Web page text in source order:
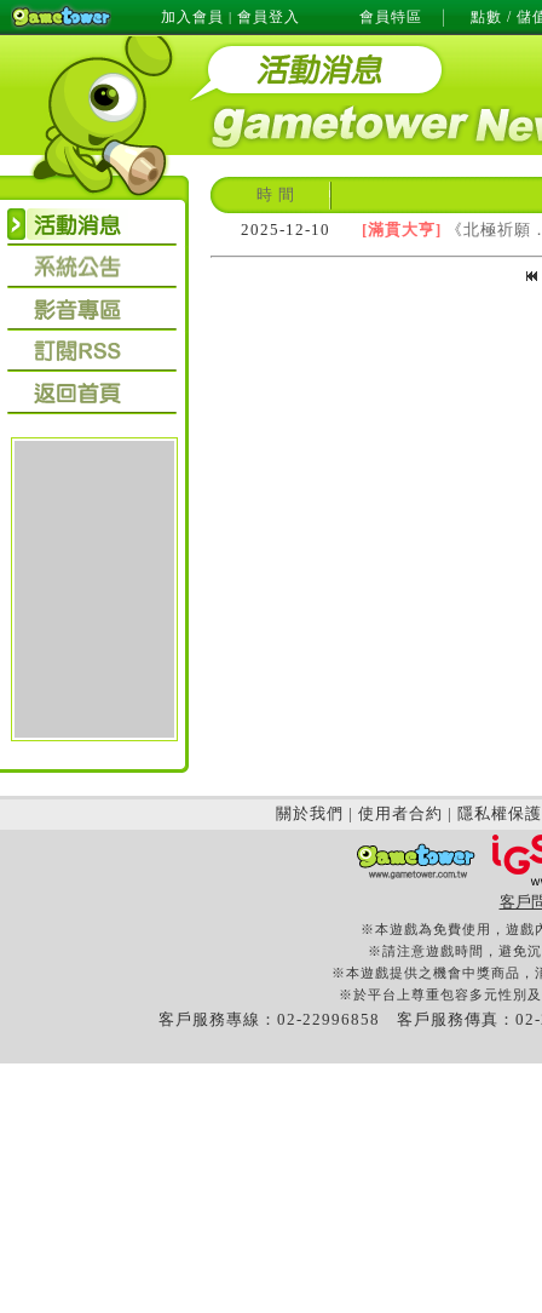
加入會員 | 會員登入 會員特區 點數 / 儲
時 間
2025-12-10
[滿貫大亨] 《北極祈
關於我們 | 使用者合約 | 隱私權保護
客戶
※本遊戲為免費使用，遊戲
※請注意遊戲時間，避免
※本遊戲提供之機會中獎商品，
※於平台上尊重包容多元性別
客戶服務專線：02-22996858 客戶服務傳真：